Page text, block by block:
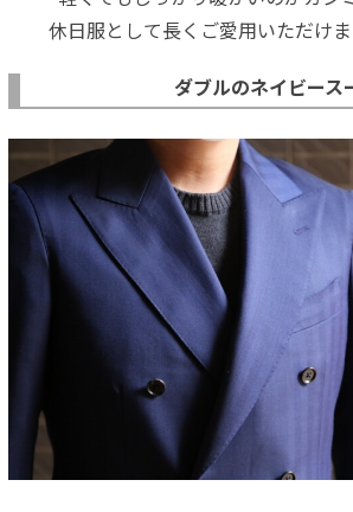
休日服として長くご愛用いただけま
ダブルのネイビース